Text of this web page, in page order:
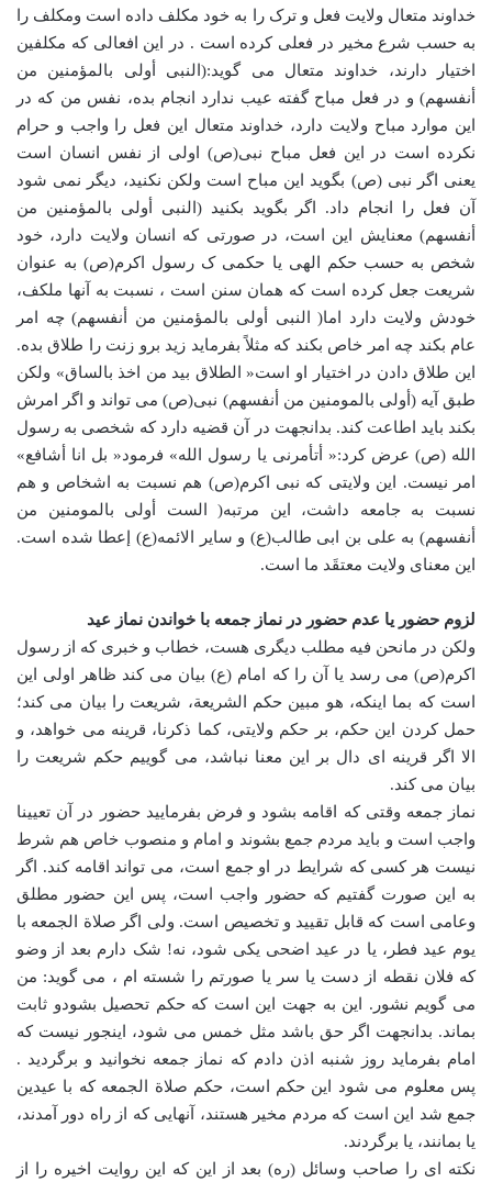
خداوند متعال ولایت فعل و ترک را به خود مکلف داده است ومکلف را
به حسب شرع مخیر در فعلی کرده است . در این افعالی که مکلفین
اختیار دارند، خداوند متعال می گوید:(النبی أولی بالمؤمنین من
أنفسهم) و در فعل مباح گفته عیب ندارد انجام بده، نفس من که در
این موارد مباح ولایت دارد، خداوند متعال این فعل را واجب و حرام
نکرده است در این فعل مباح نبی(ص) اولی از نفس انسان است
یعنی اگر نبی (ص) بگوید این مباح است ولکن نکنید، دیگر نمی شود
آن فعل را انجام داد. اگر بگوید بکنید (النبی أولی بالمؤمنین من
أنفسهم) معنایش این است، در صورتی که انسان ولایت دارد، خود
شخص به حسب حکم الهی یا حکمی ک رسول اکرم(ص) به عنوان
شریعت جعل کرده است که همان سنن است ، نسبت به آنها ملکف،
خودش ولایت دارد اما( النبی أولی بالمؤمنین من أنفسهم) چه امر
عام بکند چه امر خاص بکند که مثلاً بفرماید زید برو زنت را طلاق بده.
این طلاق دادن در اختیار او است« الطلاق بید من اخذ بالساق» ولکن
طبق آیه (أولی بالمومنین من أنفسهم) نبی(ص) می تواند و اگر امرش
بکند باید اطاعت کند. بدانجهت در آن قضیه دارد که شخصی به رسول
الله (ص) عرض کرد:« أتأمرنی یا رسول الله» فرمود« بل انا أشافع»
امر نیست. این ولایتی که نبی اکرم(ص) هم نسبت به اشخاص و هم
نسبت به جامعه داشت، این مرتبه( الست أولی بالمومنین من
أنفسهم) به علی بن ابی طالب(ع) و سایر الائمه(ع) إعطا شده است.
این معنای ولایت معتقَد ما است.
لزوم حضور یا عدم حضور در نماز جمعه با خواندن نماز عید
ولکن در مانحن فیه مطلب دیگری هست، خطاب و خبری که از رسول
اکرم(ص) می رسد یا آن را که امام (ع) بیان می کند ظاهر اولی این
است که بما اینکه، هو مبین حکم الشریعة، شریعت را بیان می کند؛
حمل کردن این حکم، بر حکم ولایتی، کما ذکرنا، قرینه می خواهد، و
الا اگر قرینه ای دال بر این معنا نباشد، می گوییم حکم شریعت را
بیان می کند.
نماز جمعه وقتی که اقامه بشود و فرض بفرمایید حضور در آن تعیینا
واجب است و باید مردم جمع بشوند و امام و منصوب خاص هم شرط
نیست هر کسی که شرایط در او جمع است، می تواند اقامه کند. اگر
به این صورت گفتیم که حضور واجب است، پس این حضور مطلق
وعامی است که قابل تقیید و تخصیص است. ولی اگر صلاة الجمعه با
یوم عید فطر، یا در عید اضحی یکی شود، نه! شک دارم بعد از وضو
که فلان نقطه از دست یا سر یا صورتم را شسته ام ، می گوید: من
می گویم نشور. این به جهت این است که حکم تحصیل بشودو ثابت
بماند. بدانجهت اگر حق باشد مثل خمس می شود، اینجور نیست که
امام بفرماید روز شنبه اذن دادم که نماز جمعه نخوانید و برگردید .
پس معلوم می شود این حکم است، حکم صلاة الجمعه که با عیدین
جمع شد این است که مردم مخیر هستند، آنهایی که از راه دور آمدند،
یا بمانند، یا برگردند.
نکته ای را صاحب وسائل (ره) بعد از این که این روایت اخیره را از